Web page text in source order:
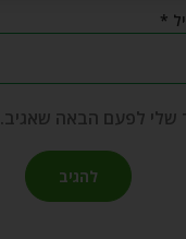
*
שלי לפעם הבאה שאגיב.